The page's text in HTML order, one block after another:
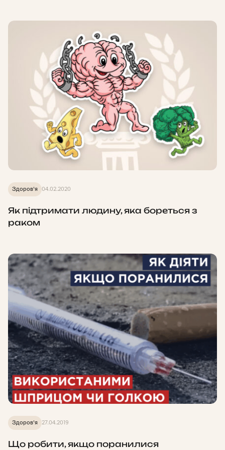
Здоров'я 04.02.2020
Як підтримати людину, яка бореться з
раком
Здоров'я 27.04.2019
Що робити, якщо поранилися